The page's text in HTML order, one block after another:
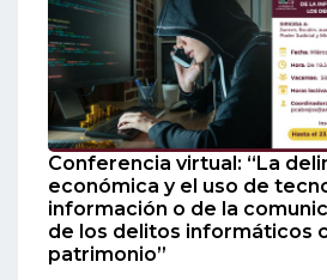
Conferencia virtual: “La
económica y el uso de
información o de la
de los delitos informáticos
patrimonio”